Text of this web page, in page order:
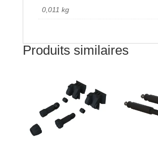
0,011 kg
Produits similaires